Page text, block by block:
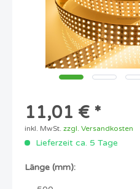
11,01 € *
inkl. MwSt. zzgl. Versandkosten
Lieferzeit ca. 5 Tage
Länge (mm):